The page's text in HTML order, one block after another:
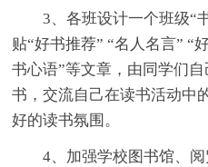
3、各班设计一个班级“
贴“好书推荐” “名人名言” “
书心语”等文章，由同学们
书，交流自己在读书活动中
好的读书氛围。
4、加强学校图书馆、